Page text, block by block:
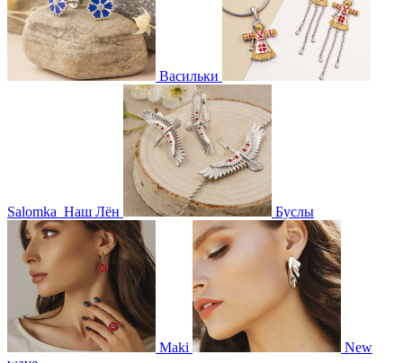
Васильки
Salomka Наш Лён Буслы
Maki
New